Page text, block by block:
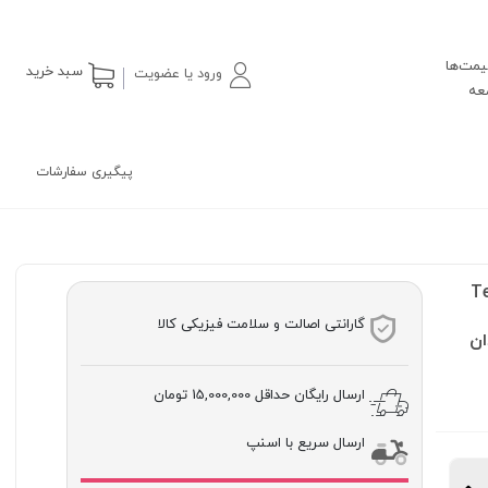
ورود یا عضویت سبد خرید
پیگیری سفارشات
گارانتی اصالت و سلامت فیزیکی کالا
ارسال رایگان حداقل 15,000,000 تومان
ارسال سریع با اسنپ